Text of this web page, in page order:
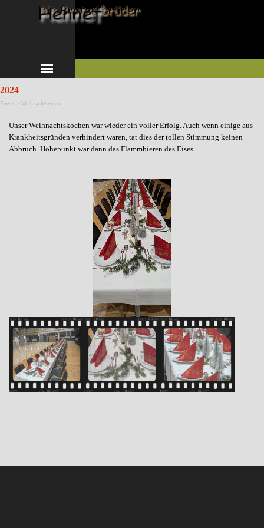
Direkt zum Seiteninhalt
2024
Events > Weihnachtsessen
Unser Weihnachtskochen war wieder ein voller Erfolg. Auch wenn einige aus
Krankheitsgründen verhindert waren, tat dies der tollen Stimmung keinen
Abbruch. Höhepunkt war dann das Flammbieren des Eises.